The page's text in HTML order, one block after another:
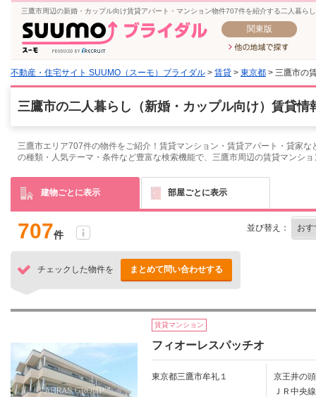
三鷹市周辺の新婚・カップル向け賃貸アパート・マンション物件707件を紹介する二人暮ら
関東版
不動産・住宅サイト SUUMO（スーモ）ブライダル > 賃貸 > 東京都 > 三鷹市の
三鷹市の二人暮らし（新婚・カップル向け）賃貸情
三鷹市エリア707件の物件をご紹介！賃貸マンション・賃貸アパート・貸家
の種類・人気テーマ・条件など豊富な検索機能で、三鷹市周辺の賃貸マンシ
建物ごとに表示 部屋ごとに表示
707件
並び替え：
チェックした物件を まとめて問い合わせする
賃貸マンション
フィオーレスパッチオ
東京都三鷹市牟礼１
京王井の
ＪＲ中央